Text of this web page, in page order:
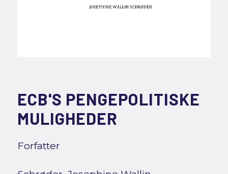
ECB'S PENGEPOLITISKE
MULIGHEDER
Forfatter